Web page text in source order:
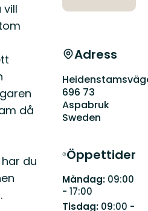
då
du
Adress
696 73
Aspabruk
Sweden
Öppettider
Måndag:09:00
- 17:00
Tisdag:09:00 -